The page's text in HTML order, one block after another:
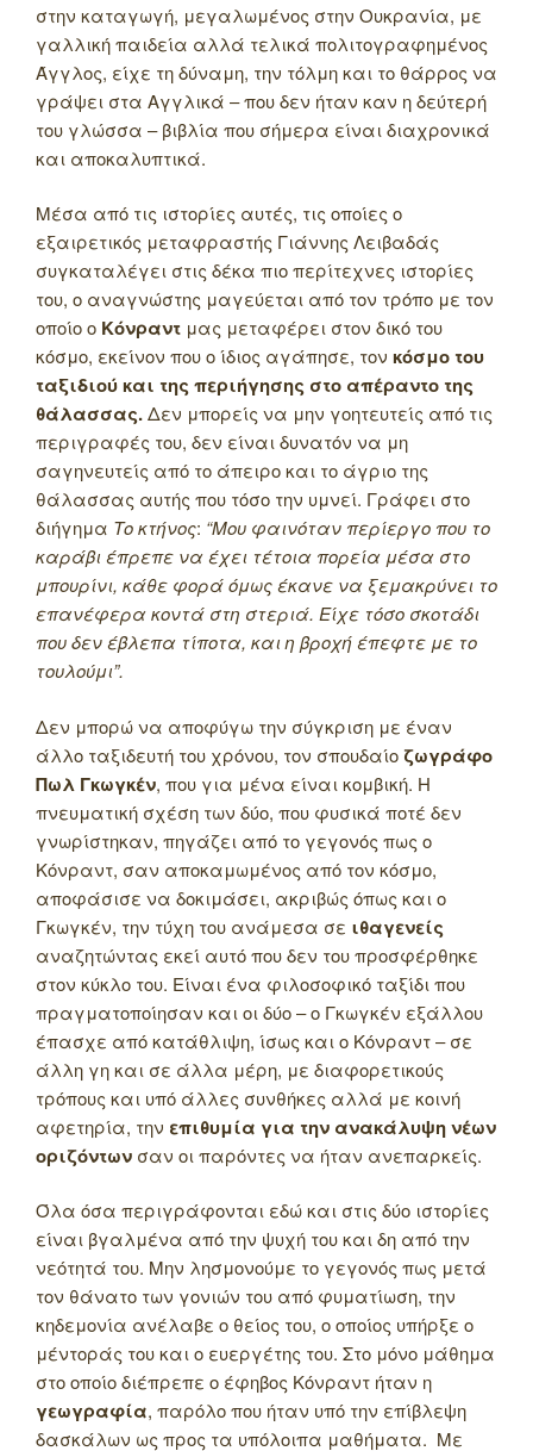
στην καταγωγή, μεγαλωμένος στην Ουκρανία, με
γαλλική παιδεία αλλά τελικά πολιτογραφημένος
Άγγλος, είχε τη δύναμη, την τόλμη και το θάρρος να
γράψει στα Αγγλικά – που δεν ήταν καν η δεύτερή
του γλώσσα – βιβλία που σήμερα είναι διαχρονικά
και αποκαλυπτικά.
Μέσα από τις ιστορίες αυτές, τις οποίες ο
εξαιρετικός μεταφραστής Γιάννης Λειβαδάς
συγκαταλέγει στις δέκα πιο περίτεχνες ιστορίες
του, ο αναγνώστης μαγεύεται από τον τρόπο με τον
οποίο ο Κόνραντ μας μεταφέρει στον δικό του
κόσμο, εκείνον που ο ίδιος αγάπησε, τον κόσμο του
ταξιδιού και της περιήγησης στο απέραντο της
θάλασσας.Δεν μπορείς να μην γοητευτείς από τις
περιγραφές του, δεν είναι δυνατόν να μη
σαγηνευτείς από το άπειρο και το άγριο της
θάλασσας αυτής που τόσο την υμνεί. Γράφει στο
διήγημα Το κτήνος: “Μου φαινόταν περίεργο που το
καράβι έπρεπε να έχει τέτοια πορεία μέσα στο
μπουρίνι, κάθε φορά όμως έκανε να ξεμακρύνει το
επανέφερα κοντά στη στεριά. Είχε τόσο σκοτάδι
που δεν έβλεπα τίποτα, και η βροχή έπεφτε με το
τουλούμι”.
Δεν μπορώ να αποφύγω την σύγκριση με έναν
άλλο ταξιδευτή του χρόνου, τον σπουδαίο ζωγράφο
Πωλ Γκωγκέν, που για μένα είναι κομβική. Η
πνευματική σχέση των δύο, που φυσικά ποτέ δεν
γνωρίστηκαν, πηγάζει από το γεγονός πως ο
Κόνραντ, σαν αποκαμωμένος από τον κόσμο,
αποφάσισε να δοκιμάσει, ακριβώς όπως και ο
Γκωγκέν, την τύχη του ανάμεσα σε ιθαγενείς
αναζητώντας εκεί αυτό που δεν του προσφέρθηκε
στον κύκλο του. Είναι ένα φιλοσοφικό ταξίδι που
πραγματοποίησαν και οι δύο – ο Γκωγκέν εξάλλου
έπασχε από κατάθλιψη, ίσως και ο Κόνραντ – σε
άλλη γη και σε άλλα μέρη, με διαφορετικούς
τρόπους και υπό άλλες συνθήκες αλλά με κοινή
αφετηρία, την επιθυμία για την ανακάλυψη νέων
οριζόντων σαν οι παρόντες να ήταν ανεπαρκείς.
Όλα όσα περιγράφονται εδώ και στις δύο ιστορίες
είναι βγαλμένα από την ψυχή του και δη από την
νεότητά του. Μην λησμονούμε το γεγονός πως μετά
τον θάνατο των γονιών του από φυματίωση, την
κηδεμονία ανέλαβε ο θείος του, ο οποίος υπήρξε ο
μέντοράς του και ο ευεργέτης του. Στο μόνο μάθημα
στο οποίο διέπρεπε ο έφηβος Κόνραντ ήταν η
γεωγραφία, παρόλο που ήταν υπό την επίβλεψη
δασκάλων ως προς τα υπόλοιπα μαθήματα. Με